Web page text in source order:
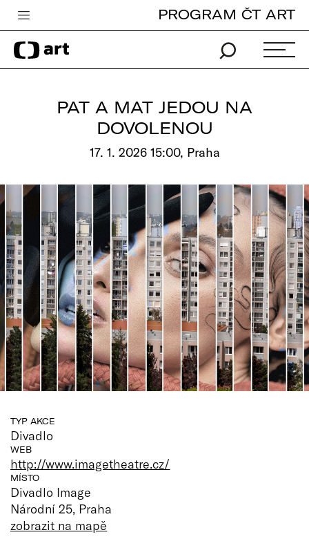
Česká televize
Zpravodajství
Vše o ČT
PROGRAM ČT ART
PAT A MAT JEDOU NA
DOVOLENOU
17. 1. 2026 15:00, Praha
TYP AKCE
Divadlo
WEB
http://www.imagetheatre.cz/
MÍSTO
Divadlo Image
Národní 25, Praha
zobrazit na mapě